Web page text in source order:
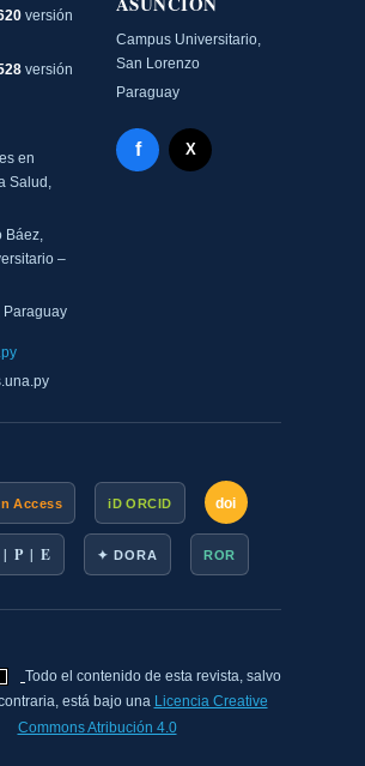
versión
versión
en
Salud,
Báez,
–
Paraguay
Campus Universitario,
San Lorenzo
Paraguay
Facebook - Memorias del
f X Twitter - MIICS UNA
X
Access iD ORCID doi
P | E ✦ DORA ROR
Todo el contenido de esta revista, salvo
está bajo una Licencia Creative
Commons Atribución 4.0